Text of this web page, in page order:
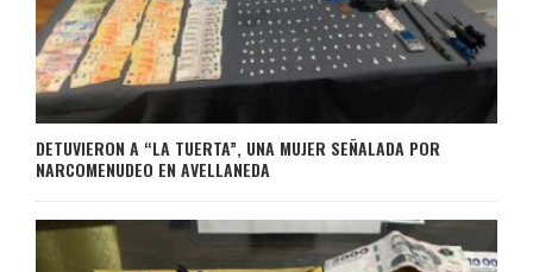
DETUVIERON A “LA TUERTA”, UNA MUJER SEÑALADA POR
NARCOMENUDEO EN AVELLANEDA